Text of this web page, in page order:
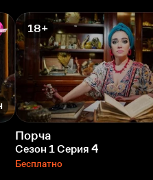
18+
Порча
Сезон 1 Серия 4
Бесплатно